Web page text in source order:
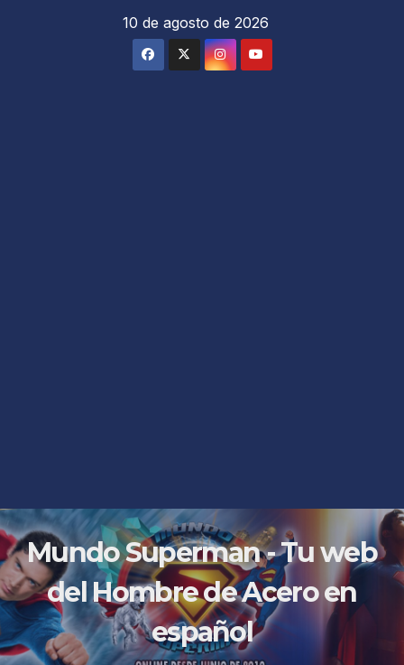
10 de agosto de 2026
Mundo Superman - Tu web
del Hombre de Acero en
español